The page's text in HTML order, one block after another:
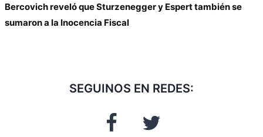
Bercovich reveló que Sturzenegger y Espert también se
sumaron a la Inocencia Fiscal
SEGUINOS EN REDES: